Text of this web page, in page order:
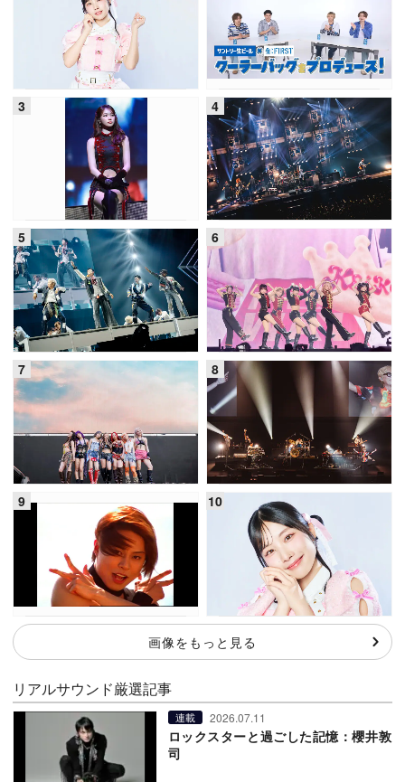
画像をもっと見る
リアルサウンド厳選記事
連載 2026.07.11
ロックスターと過ごした記憶：櫻井敦
司